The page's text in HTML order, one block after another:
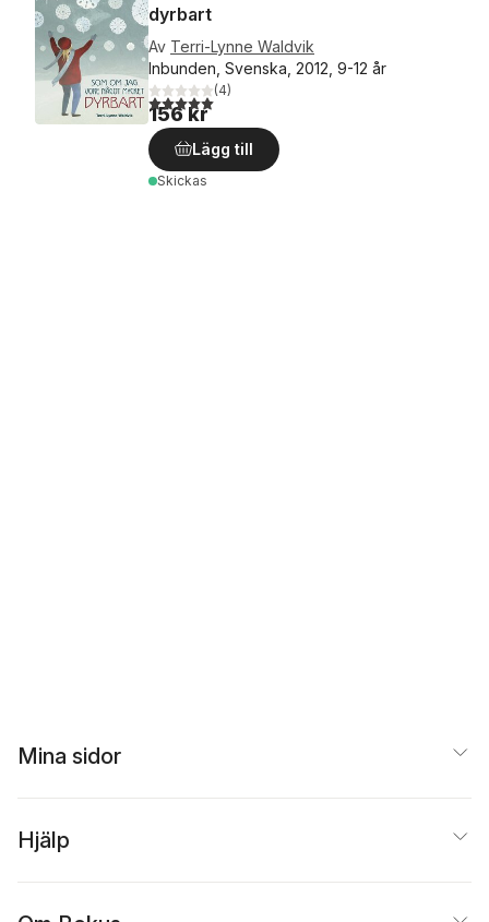
dyrbart
Av Terri-Lynne Waldvik
Inbunden, Svenska, 2012, 9-12 år
5,0utav 5 stjärnor. Totalt antal röster:
(4)
156 kr
Lägg till
Skickas
Mina sidor
Hjälp